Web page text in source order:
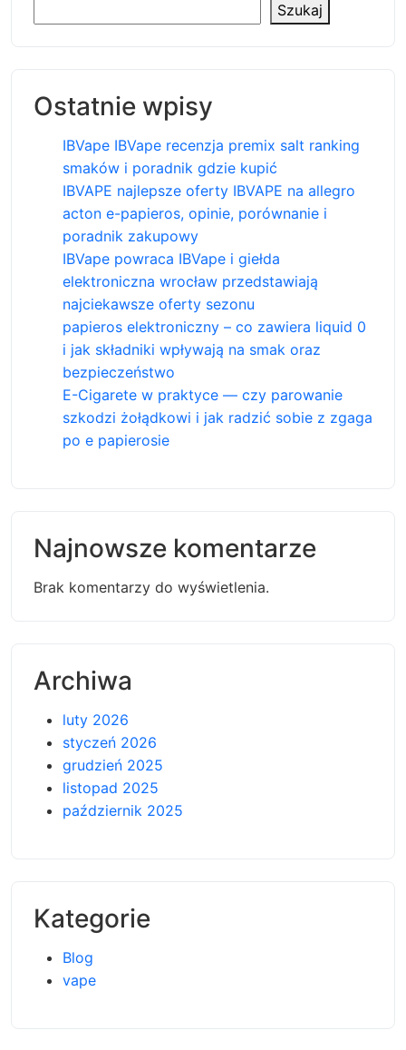
Szukaj
Ostatnie wpisy
IBVape IBVape recenzja premix salt ranking
smaków i poradnik gdzie kupić
IBVAPE najlepsze oferty IBVAPE na allegro
acton e-papieros, opinie, porównanie i
poradnik zakupowy
IBVape powraca IBVape i giełda
elektroniczna wrocław przedstawiają
najciekawsze oferty sezonu
papieros elektroniczny – co zawiera liquid 0
i jak składniki wpływają na smak oraz
bezpieczeństwo
E-Cigarete w praktyce — czy parowanie
szkodzi żołądkowi i jak radzić sobie z zgaga
po e papierosie
Najnowsze komentarze
Brak komentarzy do wyświetlenia.
Archiwa
luty 2026
styczeń 2026
grudzień 2025
listopad 2025
październik 2025
Kategorie
Blog
vape